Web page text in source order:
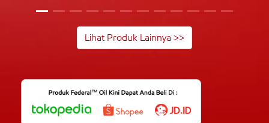
Lihat Produk Lainnya >>